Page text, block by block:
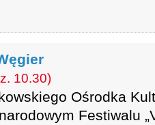
10.30)
Ośrodka
Festiwalu